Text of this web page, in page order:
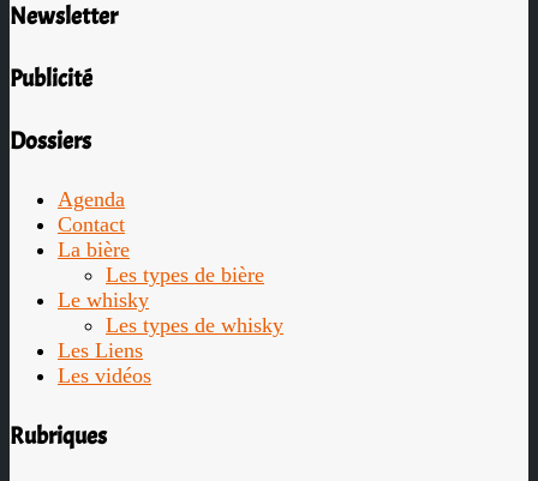
Newsletter
Publicité
Dossiers
Agenda
Contact
La bière
Les types de bière
Le whisky
Les types de whisky
Les Liens
Les vidéos
Rubriques